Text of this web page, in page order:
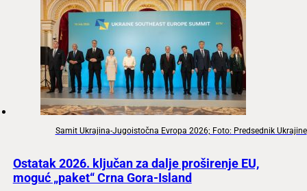
Samit Ukrajina-Jugoistočna Evropa 2026; Foto: Predsednik Ukrajine
Ostatak 2026. ključan za dalje proširenje EU,
moguć „paket“ Crna Gora-Island